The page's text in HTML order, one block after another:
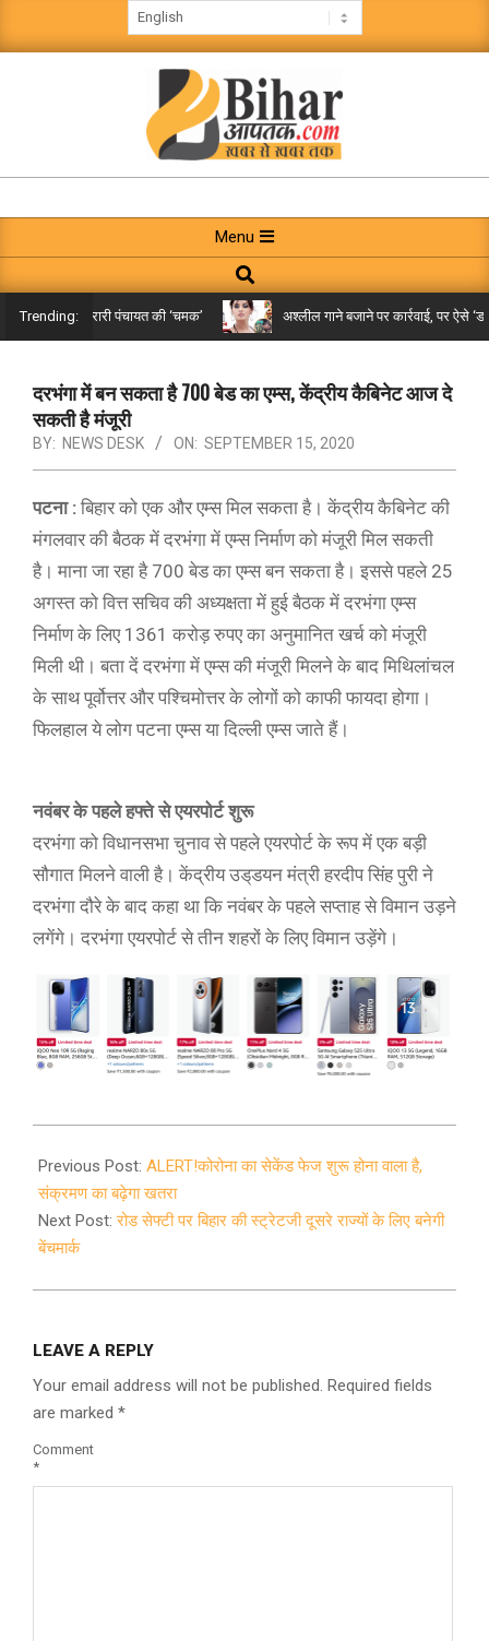
to
BIHAR
AAPTAK
Navigation
Menu
Menu
Search
Trending:
तक पहुंची गरारी पंचायत की ‘चमक’ अश्लील गाने बजाने पर कार्रवाई, पर ऐसे
दरभंगा में बन सकता है 700 बेड का एम्स, केंद्रीय कैबिनेट आज दे
सकती है मंजूरी
BY: NEWS DESK ON: SEPTEMBER 15, 2020
पटना : बिहार को एक और एम्स मिल सकता है। केंद्रीय कैबिनेट की
मंगलवार की बैठक में दरभंगा में एम्स निर्माण को मंजूरी मिल सकती
है। माना जा रहा है 700 बेड का एम्स बन सकता है। इससे पहले 25
अगस्त को वित्त सचिव की अध्यक्षता में हुई बैठक में दरभंगा एम्स
निर्माण के लिए 1361 करोड़ रुपए का अनुमानित खर्च को मंजूरी
मिली थी। बता दें दरभंगा में एम्स की मंजूरी मिलने के बाद मिथिलांचल
के साथ पूर्वोत्तर और पश्चिमोत्तर के लोगों को काफी फायदा होगा।
फिलहाल ये लोग पटना एम्स या दिल्ली एम्स जाते हैं।
नवंबर के पहले हफ्ते से एयरपोर्ट शुरू
दरभंगा को विधानसभा चुनाव से पहले एयरपोर्ट के रूप में एक बड़ी
सौगात मिलने वाली है। केंद्रीय उड्‌डयन मंत्री हरदीप सिंह पुरी ने
दरभंगा दौरे के बाद कहा था कि नवंबर के पहले सप्ताह से विमान उड़ने
लगेंगे। दरभंगा एयरपोर्ट से तीन शहरों के लिए विमान उड़ेंगे।
09-
15
Previous Post: ALERT!कोरोना का सेकेंड फेज शुरू होना वाला है,
संक्रमण का बढ़ेगा खतरा
Next Post:रोड सेफ्टी पर बिहार की स्ट्रेटजी दूसरे राज्यों के लिए बनेगी
बेंचमार्क
LEAVE A REPLY
Your email address will not be published. Required fields
are marked *
Comment
*